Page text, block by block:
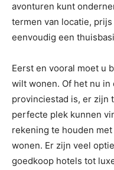
avonturen kunt
termen van locatie,
eenvoudig een
Eerst en vooral moet u
wilt wonen. Of het nu
provinciestad is, er zijn
perfecte plek kunnen
rekening te houden
wonen. Er zijn veel
goedkoop hotels tot